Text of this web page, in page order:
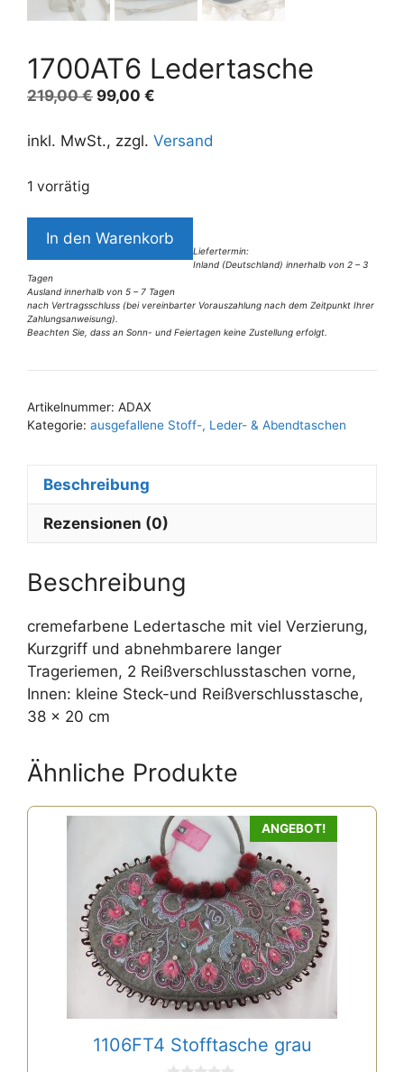
1700AT6 Ledertasche
219,00€ Ursprünglicher
war:
99,00 €
ist:
inkl. MwSt., zzgl. Versand
1 vorrätig
1700AT6
Ledertasche
Menge
In den Warenkorb
Liefertermin:
Inland (Deutschland) innerhalb von 2 – 3
Tagen
Ausland innerhalb von 5 – 7 Tagen
nach Vertragsschluss (bei vereinbarter Vorauszahlung nach dem Zeitpunkt Ihrer
Zahlungsanweisung).
Beachten Sie, dass an Sonn- und Feiertagen keine Zustellung erfolgt.
l
e
t
e
Artikelnummer: ADAX
Kategorie: ausgefallene Stoff-, Leder- & Abendtaschen
Beschreibung
Rezensionen (0)
Beschreibung
cremefarbene Ledertasche mit viel Verzierung,
Kurzgriff und abnehmbarere langer
Trageriemen, 2 Reißverschlusstaschen vorne,
Innen: kleine Steck-und Reißverschlusstasche,
38 x 20 cm
Ähnliche Produkte
ANGEBOT!
1106FT4 Stofftasche grau